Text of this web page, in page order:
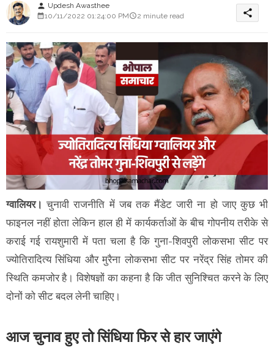
person Updesh Awasthee
10/11/2022 01:24:00 PM
2 minute read share
ग्वालियर।चुनावी राजनीति में जब तक मैंडेट जारी ना हो जाए कुछ भी
फाइनल नहीं होता लेकिन हाल ही में कार्यकर्ताओं के बीच गोपनीय तरीके से
कराई गई रायशुमारी में पता चला है कि गुना-शिवपुरी लोकसभा सीट पर
ज्योतिरादित्य सिंधिया और मुरैना लोकसभा सीट पर नरेंद्र सिंह तोमर की
स्थिति कमजोर है। विशेषज्ञों का कहना है कि जीत सुनिश्चित करने के लिए
दोनों को सीट बदल लेनी चाहिए।
आज चुनाव हुए तो सिंधिया फिर से हार जाएंगे